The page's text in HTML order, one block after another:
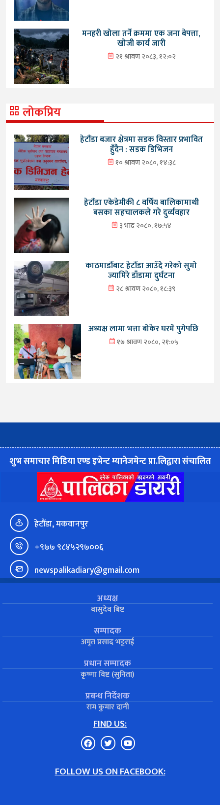
मनहरी खोला तर्ने क्रममा एक जना बेपत्ता,
खोजी कार्य जारी
२१ श्रावण २०८३, १२:०२
लोकप्रिय
हेटौंडा बजार क्षेत्रमा सडक विस्तार प्रभावित
हुँदैन : सडक डिभिजन
१० श्रावण २०८०, १४:३८
हेटौंडा एकेडेमीकी ८ वर्षिय बालिकामाथी
बसका सहचालकले गरे दुर्व्यवहार
३ भाद्र २०८०, १७:५४
काठमाडौंबाट हेटौंडा आउँदै गरेको सुमो
ज्यामिरे डाँडामा दुर्घटना
२८ श्रावण २०८०, १८:३९
अध्यक्ष लामा भत्ता बोकेर घरमै पुगेपछि
१७ श्रावण २०८०, २१:०५
शुभ समाचार मिडिया एण्ड इभेन्ट म्यानेजमेन्ट प्रा.लिद्वारा संचालित
हेटौंडा, मकवानपुर
+९७७ ९८४५२९७००६
newspalikadiary@gmail.com
अध्यक्ष
बासुदेव बिष्ट
सम्पादक
अमृत प्रसाद भट्टराई
प्रधान सम्पादक
कृष्णा विष्ट (सुनिता)
प्रबन्ध निर्देशक
राम कुमार दानी
FIND US:
FOLLOW US ON FACEBOOK: